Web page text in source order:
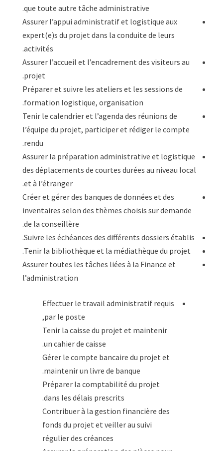
que toute autre tâche administrative.
Assurer l’appui administratif et logistique aux
expert(e)s du projet dans la conduite de leurs
activités.
Assurer l’accueil et l’encadrement des visiteurs au
projet.
Préparer et suivre les ateliers et les sessions de
formation logistique, organisation.
Tenir le calendrier et l’agenda des réunions de
l’équipe du projet, participer et rédiger le compte
rendu.
Assurer la préparation administrative et logistique
des déplacements de courtes durées au niveau local
et à l’étranger.
Créer et gérer des banques de données et des
inventaires selon des thèmes choisis sur demande
de la conseillère.
Suivre les échéances des différents dossiers établis.
Tenir la bibliothèque et la médiathèque du projet.
Assurer toutes les tâches liées à la Finance et
l’administration
Effectuer le travail administratif requis
par le poste,
Tenir la caisse du projet et maintenir
un cahier de caisse.
Gérer le compte bancaire du projet et
maintenir un livre de banque.
Préparer la comptabilité du projet
dans les délais prescrits.
Contribuer à la gestion financière des
fonds du projet et veiller au suivi
régulier des créances